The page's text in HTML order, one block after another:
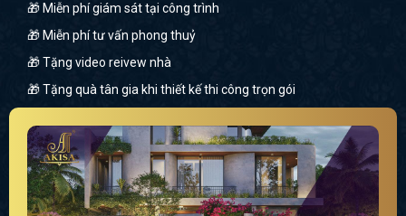
🎁 Miễn phí giám sát tại công trình
🎁 Miễn phí tư vấn phong thuỷ
🎁 Tặng video reivew nhà
🎁 Tặng quà tân gia khi thiết kế thi công trọn gói